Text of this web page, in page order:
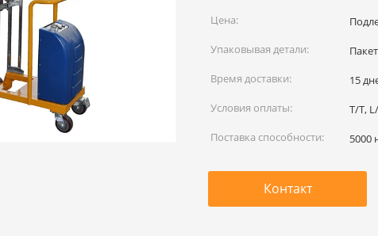
Цена:
Упаковывая детали:
Время доставки:
15
Условия оплаты:
T/T,
Поставка способности:
5000
Контакт